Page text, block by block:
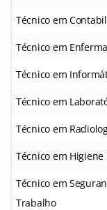
Técnico em
Técnico em
Técnico em
Técnico em
Técnico em
Técnico em Higiene
Técnico em
Trabalho